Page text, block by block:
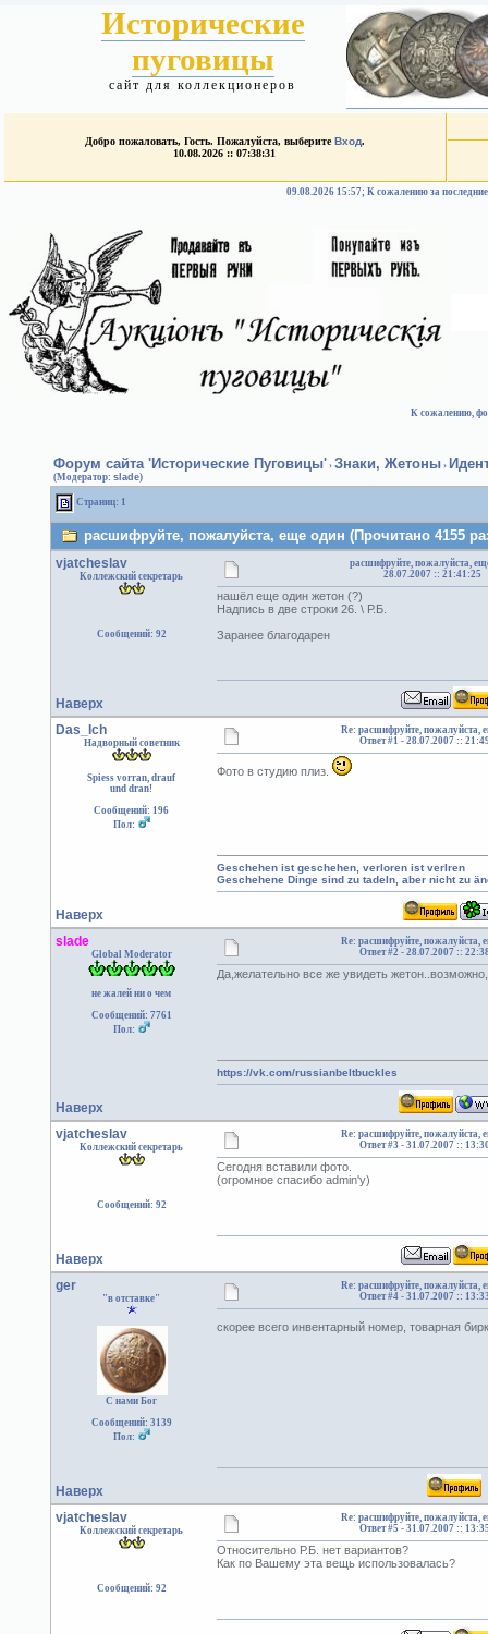
Исторические
пуговицы
сайт для коллекционеров
Добро пожаловать, Гость. Пожалуйста, выберитеВход.
10.08.2026 :: 07:38:31
09.08.2026 15:57; К сожалению за
К сожалению,
Форум сайта 'Исторические Пуговицы' › Знаки, Жетоны ›
(Модератор: slade)
Страниц: 1
расшифруйте, пожалуйста, еще один (Прочитано 4155
vjatcheslav
Коллежский секретарь
Сообщений: 92
расшифруйте, пожалуйста,
28.07.2007 :: 21:41:25
нашёл еще один жетон (?)
Надпись в две строки 26. \ Р.Б.
Заранее благодарен
Наверх
Das_Ich
Надворный советник
Spiess vorran, drauf
und dran!
Сообщений: 196
Пол:
Re: расшифруйте, пожалуйста,
Ответ #1 -28.07.2007 ::
Фото в студию плиз.
Наверх
Geschehen ist geschehen, verloren ist verlren
Geschehene Dinge sind zu tadeln, aber nicht zu
slade
Global Moderator
не жалей ни о чем
Сообщений: 7761
Пол:
Re: расшифруйте, пожалуйста,
Ответ #2 -28.07.2007 ::
Да,желательно все же увидеть
Наверх
https://vk.com/russianbeltbuckles
vjatcheslav
Коллежский секретарь
Сообщений: 92
Re: расшифруйте, пожалуйста,
Ответ #3 -31.07.2007 ::
Сегодня вставили фото.
(огромное спасибо admin'у)
Наверх
ger
"в отставке"
С нами Бог
Сообщений: 3139
Пол:
Re: расшифруйте, пожалуйста,
Ответ #4 -31.07.2007 ::
скорее всего инвентарный номер, товарная
Наверх
vjatcheslav
Коллежский секретарь
Сообщений: 92
Re: расшифруйте, пожалуйста,
Ответ #5 -31.07.2007 ::
Относительно Р.Б. нет вариантов?
Как по Вашему эта вещь использовалась?